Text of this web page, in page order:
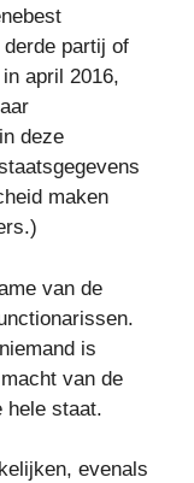
partij of
april 2016,
deze
maken
van de
is
van de
hele staat.
evenals